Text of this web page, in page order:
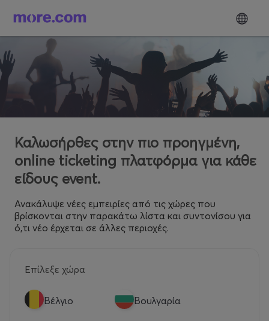
Καλωσήρθες στην πιο προηγμένη,
online ticketing πλατφόρμα για κάθε
είδους event.
Ανακάλυψε νέες εμπειρίες από τις χώρες που
βρίσκονται στην παρακάτω λίστα και συντονίσου για
ό,τι νέο έρχεται σε άλλες περιοχές.
Επίλεξε χώρα
Βέλγιο Βουλγαρία